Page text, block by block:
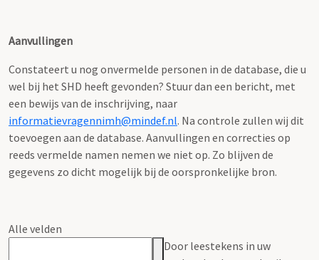
Aanvullingen
Constateert u nog onvermelde personen in de database, die u
wel bij het SHD heeft gevonden? Stuur dan een bericht, met
een bewijs van de inschrijving, naar
informatievragennimh@mindef.nl. Na controle zullen wij dit
toevoegen aan de database. Aanvullingen en correcties op
reeds vermelde namen nemen we niet op. Zo blijven de
gegevens zo dicht mogelijk bij de oorspronkelijke bron.
Alle velden
Door leestekens in uw